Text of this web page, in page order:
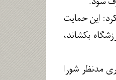
این حمایت
بکشاند،
مدنظر شورا